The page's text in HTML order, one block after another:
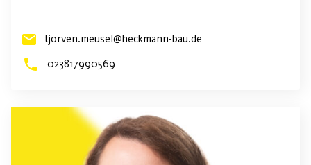
tjorven.meusel@heckmann-bau.de
023817990569